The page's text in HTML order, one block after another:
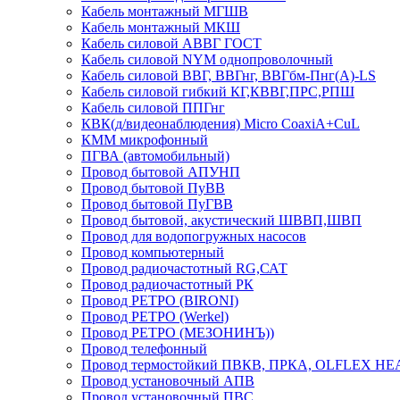
Кабель монтажный МГШВ
Кабель монтажный МКШ
Кабель силовой АВВГ ГОСТ
Кабель силовой NYM однопроволочный
Кабель силовой ВВГ, ВВГнг, ВВГбм-Пнг(А)-LS
Кабель силовой гибкий КГ,КВВГ,ПРС,РПШ
Кабель силовой ППГнг
КВК(д/видеонаблюдения) Micro CoaxiA+CuL
КММ микрофонный
ПГВА (автомобильный)
Провод бытовой АПУНП
Провод бытовой ПуВВ
Провод бытовой ПуГВВ
Провод бытовой, акустический ШВВП,ШВП
Провод для водопогружных насосов
Провод компьютерный
Провод радиочастотный RG,САТ
Провод радиочастотный РК
Провод РЕТРО (BIRONI)
Провод РЕТРО (Werkel)
Провод РЕТРО (МЕЗОНИНЪ))
Провод телефонный
Провод термостойкий ПВКВ, ПРКА, OLFLEX
Провод установочный АПВ